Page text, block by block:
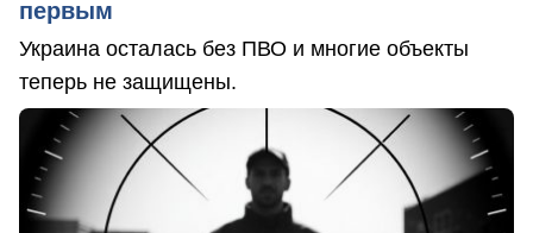
первым
Украина осталась без ПВО и многие объекты
теперь не защищены.